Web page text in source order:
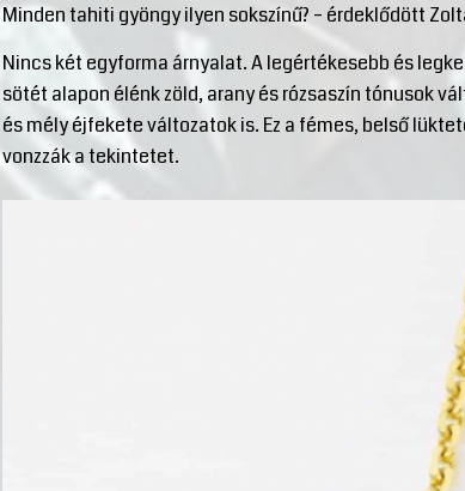
Minden tahiti gyöngy ilyen sokszínű? – érdeklődött
Nincs két egyforma árnyalat. A legértékesebb és
sötét alapon élénk zöld, arany és rózsaszín tónusok
és mély éjfekete változatok is. Ez a fémes, belső
vonzzák a tekintetet.